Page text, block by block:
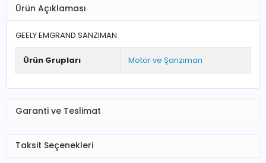
Ürün Açıklaması
GEELY EMGRAND SANZIMAN
Ürün Grupları Motor ve Şanzıman
Garanti ve Teslimat
Taksit Seçenekleri